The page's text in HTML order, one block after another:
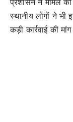
स्थानीय लोगों ने
कड़ी कार्रवाई की